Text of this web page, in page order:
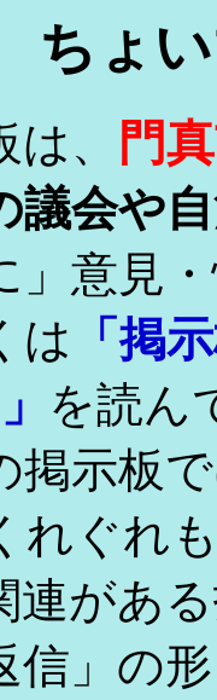
ちょ
、
門
議会や
」意見
は
「掲
を読ん
示板で
れぐれ
連があ
信」の